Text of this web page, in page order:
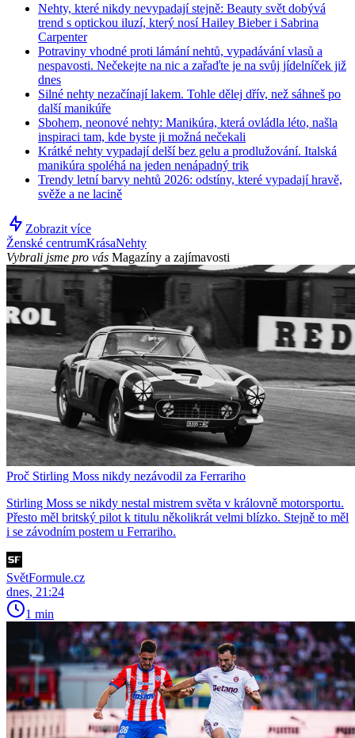
Nehty, které nikdy nevypadají stejně: Beauty svět dobývá
trend s optickou iluzí, který nosí Hailey Bieber i Sabrina
Carpenter
Potraviny vhodné proti lámání nehtů, vypadávání vlasů a
nespavosti. Nečekejte na nic a zařaďte je na svůj jídelníček již
dnes
Silné nehty nezačínají lakem. Tohle dělej dřív, než sáhneš po
další manikúře
Sbohem, neonové nehty: Manikúra, která ovládla léto, našla
inspiraci tam, kde byste ji možná nečekali
Krátké nehty vypadají delší bez gelu a prodlužování. Italská
manikúra spoléhá na jeden nenápadný trik
Trendy letní barvy nehtů 2026: odstíny, které vypadají hravě,
svěže a ne lacině
Zobrazit více
Ženské centrumKrásaNehty
Vybrali jsme pro vás Magazíny a zajímavosti
Proč Stirling Moss nikdy nezávodil za Ferrariho
Stirling Moss se nikdy nestal mistrem světa v královně motorsportu.
Přesto měl britský pilot k titulu několikrát velmi blízko. Stejně to měl
i se závodním postem u Ferrariho.
SvětFormule.cz
dnes, 21:24
1 min